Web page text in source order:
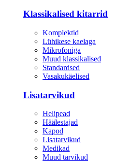
Klassikalised kitarrid
Komplektid
Lühikese kaelaga
Mikrofoniga
Muud klassikalised
Standardsed
Vasakukäelised
Lisatarvikud
Helipead
Häälestajad
Kapod
Lisatarvikud
Medikad
Muud tarvikud